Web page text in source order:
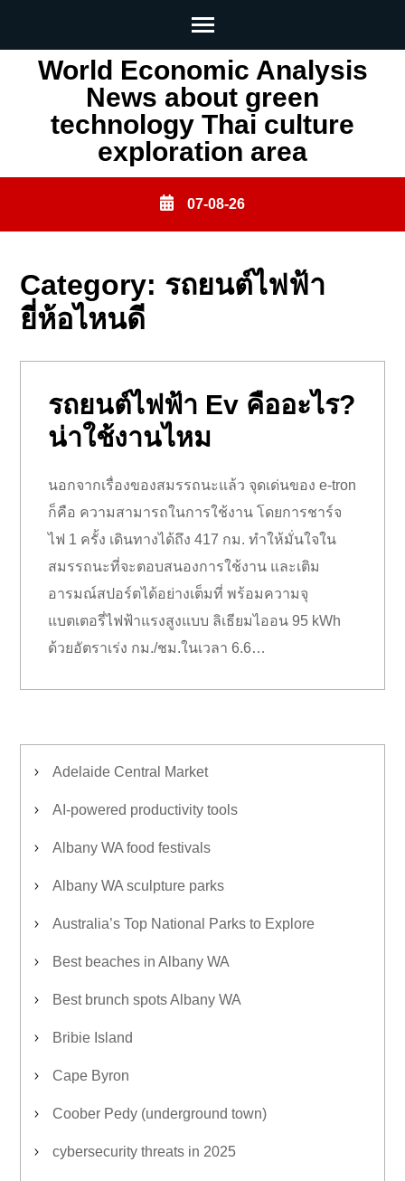
World Economic Analysis
News about green
technology Thai culture
exploration area
07-08-26
Category: รถยนต์ไฟฟ้า
ยี่ห้อไหนดี
รถยนต์ไฟฟ้า Ev คืออะไร?
น่าใช้งานไหม
นอกจากเรื่องของสมรรถนะแล้ว จุดเด่นของ e-tron
ก็คือ ความสามารถในการใช้งาน โดยการชาร์จ
ไฟ 1 ครั้ง เดินทางได้ถึง 417 กม. ทำให้มั่นใจใน
สมรรถนะที่จะตอบสนองการใช้งาน และเติม
อารมณ์สปอร์ตได้อย่างเต็มที่ พร้อมความจุ
แบตเตอรี่ไฟฟ้าแรงสูงแบบ ลิเธียมไออน 95 kWh
ด้วยอัตราเร่ง กม./ชม.ในเวลา 6.6…
Adelaide Central Market
AI-powered productivity tools
Albany WA food festivals
Albany WA sculpture parks
Australia’s Top National Parks to Explore
Best beaches in Albany WA
Best brunch spots Albany WA
Bribie Island
Cape Byron
Coober Pedy (underground town)
cybersecurity threats in 2025